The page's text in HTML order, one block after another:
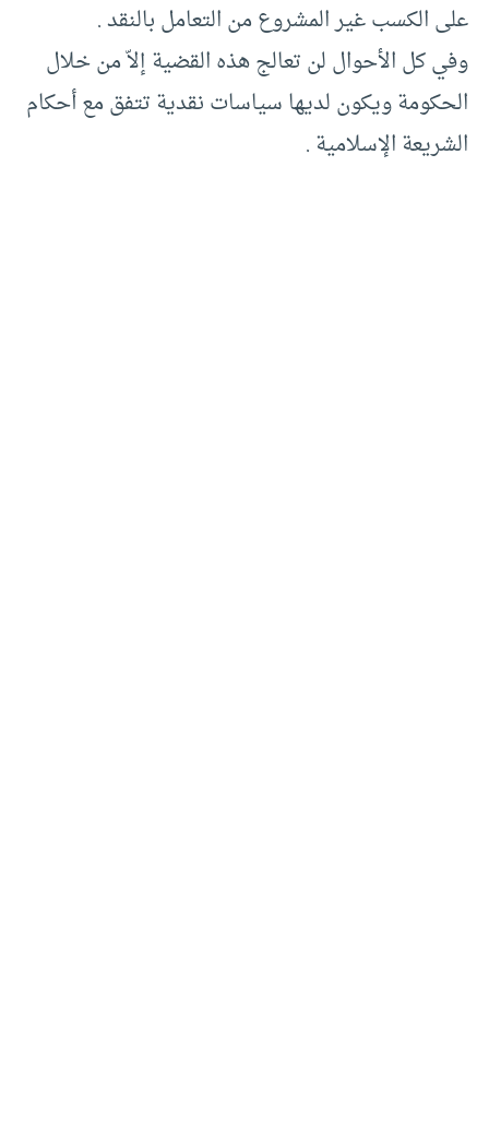
على الكسب غير المشروع من التعامل بالنقد .
وفي كل الأحوال لن تعالج هذه القضية إلاّ من خلال
الحكومة ويكون لديها سياسات نقدية تتفق مع أحكام
الشريعة الإسلامية .